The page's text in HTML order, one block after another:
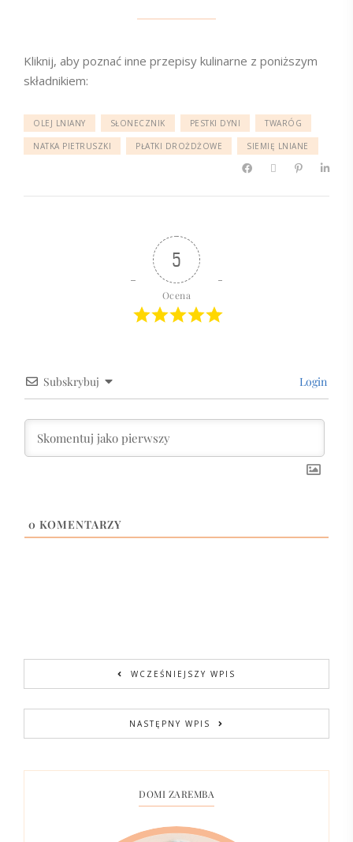
Kliknij, aby poznać inne przepisy kulinarne z poniższym
składnikiem:
OLEJ LNIANY SŁONECZNIK PESTKI DYNI TWARÓG
NATKA PIETRUSZKI PŁATKI DROŻDŻOWE SIEMIĘ LNIANE
5
Ocena
Subskrybuj Login
0 KOMENTARZY
WCZEŚNIEJSZY WPIS
NASTĘPNY WPIS
DOMI ZAREMBA